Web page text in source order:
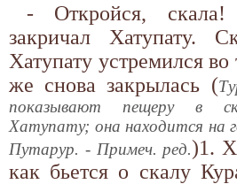
- Откройся,
закричал Хатупату.
Хатупату устремился во
же снова закрылась (
показывают пещеру в
Хатупату; она находится на
Путарур. - Примеч. ред.)1.
как бьется о скалу